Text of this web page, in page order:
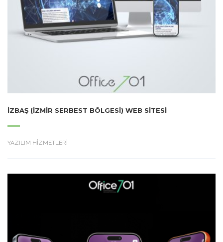
İZBAŞ (İZMIR SERBEST BÖLGESI) WEB SITESI
YAZILIM HİZMETLERİ